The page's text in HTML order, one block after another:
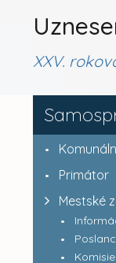
XXV.
Primátor
Mestské
Komisie